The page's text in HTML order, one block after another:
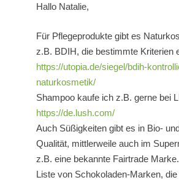
Hallo Natalie,
Für Pflegeprodukte gibt es
z.B. BDIH, die bestimmte Kriterien
https://utopia.de/siegel/bdih-
naturkosmetik/
Shampoo kaufe ich z.B. gerne bei
https://de.lush.com/
Auch Süßigkeiten gibt es in Bio-
Qualität, mittlerweile auch im
z.B. eine bekannte Fairtrade
Liste von Schokoladen-Marken,